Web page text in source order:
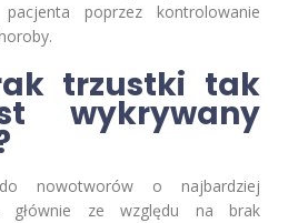
poprzez kontrolowanie
trzustki tak
wykrywany
nowotworów o najbardziej
głównie ze względu na brak